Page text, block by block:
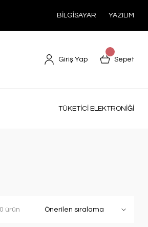
BİLGİSAYAR YAZILIM
Giriş Yap Sepet
TÜKETİCİ ELEKTRONİĞİ
ürün